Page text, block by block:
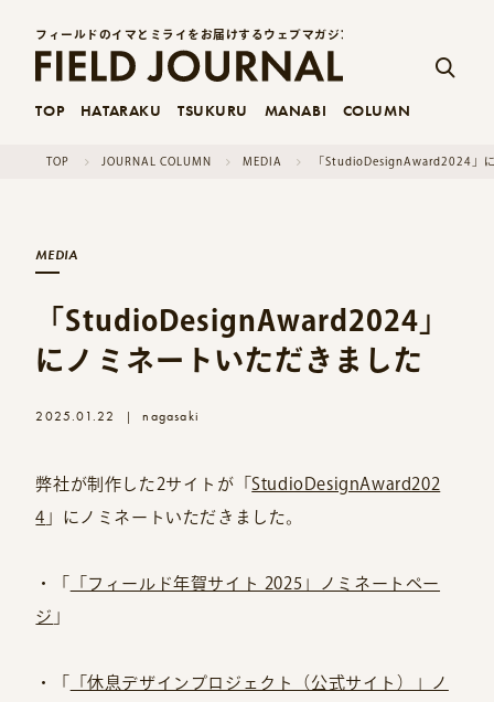
フィールドのイマとミライをお届けするウェブマガジン
TOP HATARAKU TSUKURU MANABI COLUMN
TOP JOURNAL COLUMN MEDIA 「StudioDesignAward2024」
MEDIA
「StudioDesignAward2024」
にノミネートいただきました
2025.01.22 nagasaki
弊社が制作した2サイトが「 StudioDesignAward202
4 」にノミネートいただきました。
・「
「フィールド年賀サイト 2025」ノミネートペー
ジ 」
・「
「休息デザインプロジェクト（公式サイト）」ノ